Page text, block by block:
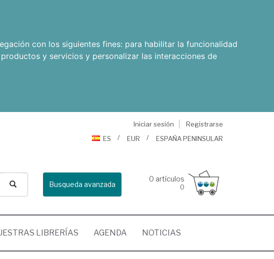
con los siguientes fines: para habilitar la funcionalidad
y servicios y personalizar las interacciones de
Iniciar sesión
Registrarse
ES
EUR ESPAÑA PENINSULAR
Busqueda avanzada
0 artículos
0
LIBRERÍAS AGENDA NOTICIAS